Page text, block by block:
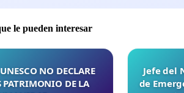
le pueden interesar
NO DECLARE
PATRIMONIO DE LA
Jefe del
de